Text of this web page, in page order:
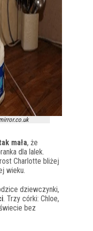
mała, że
dla lalek.
Charlotte bliżej
wieku.
dziewczynki,
. Trzy córki: Chloe,
bez